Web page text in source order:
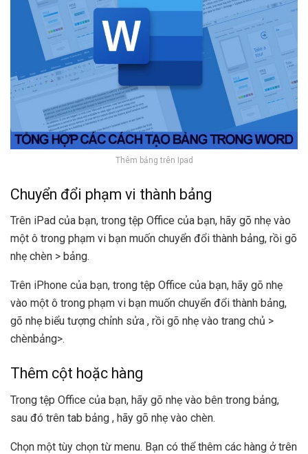
Thêm bảng trên Ipad
Chuyển đổi phạm vi thành bảng
Trên iPad của bạn, trong tệp Office của bạn, hãy gõ nhẹ vào
một ô trong phạm vi bạn muốn chuyển đổi thành bảng, rồi gõ
nhẹ chèn > bảng.
Trên iPhone của bạn, trong tệp Office của bạn, hãy gõ nhẹ
vào một ô trong phạm vi bạn muốn chuyển đổi thành bảng,
gõ nhẹ biểu tượng chỉnh sửa , rồi gõ nhẹ vào trang chủ >
chènbảng>.
Thêm cột hoặc hàng
Trong tệp Office của bạn, hãy gõ nhẹ vào bên trong bảng,
sau đó trên tab bảng , hãy gõ nhẹ vào chèn.
Chọn một tùy chọn từ menu. Bạn có thể thêm các hàng ở trên